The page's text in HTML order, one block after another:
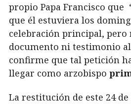
propio Papa Francisco que
que él estuviera los
celebración principal, pero
documento ni testimonio
confirme que tal petición
llegar como arzobispo
La restitución de este 24